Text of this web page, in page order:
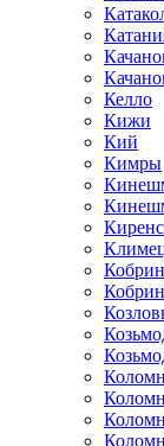
Келло
Кижи
Кий
Кимры
Кобрин